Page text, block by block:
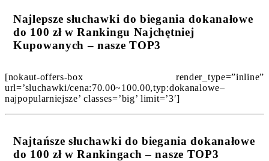
Najlepsze słuchawki do biegania dokanałowe
do 100 zł w Rankingu Najchętniej
Kupowanych – nasze TOP3
[nokaut-offers-box render_type=”inline”
url=’sluchawki/cena:70.00~100.00,typ:dokanalowe–
najpopularniejsze’ classes=’big’ limit=’3′]
Najtańsze słuchawki do biegania dokanałowe
do 100 zł w Rankingach – nasze TOP3